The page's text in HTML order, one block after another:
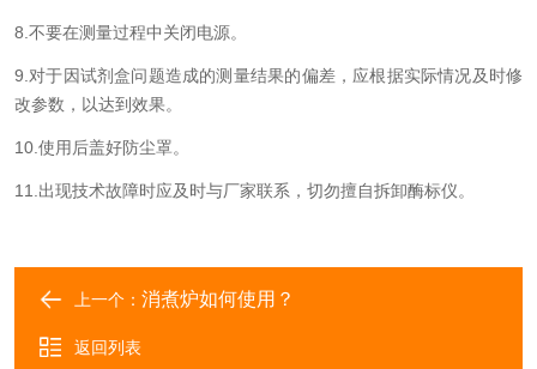
8.不要在测量过程中关闭电源。
9.对于因试剂盒问题造成的测量结果的偏差，应根据实际情况及时修
改参数，以达到效果。
10.使用后盖好防尘罩。
11.出现技术故障时应及时与厂家联系，切勿擅自拆卸酶标仪。
上一个： 消煮炉如何使用？
返回列表